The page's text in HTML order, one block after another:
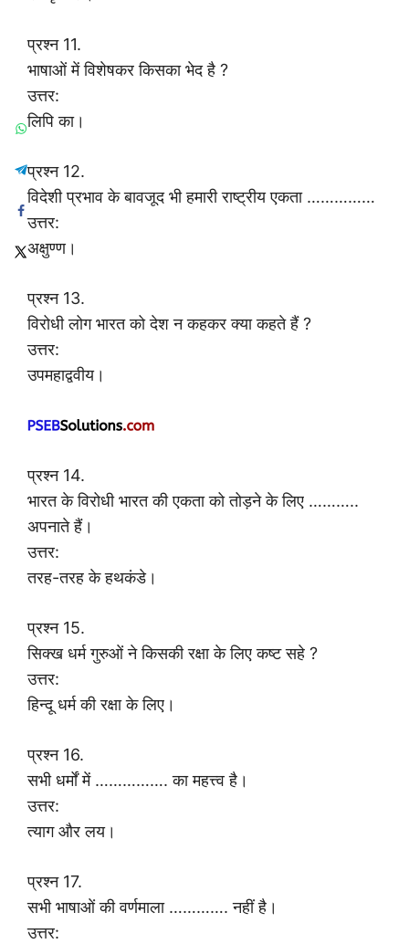
प्रश्न 11.
भाषाओं में विशेषकर किसका भेद है ?
उत्तर:
लिपि का।
प्रश्न 12.
विदेशी प्रभाव के बावजूद भी हमारी राष्ट्रीय एकता ……………
उत्तर:
अक्षुण्ण।
प्रश्न 13.
विरोधी लोग भारत को देश न कहकर क्या कहते हैं ?
उत्तर:
उपमहाद्ववीय।
प्रश्न 14.
भारत के विरोधी भारत की एकता को तोड़ने के लिए ………..
अपनाते हैं।
उत्तर:
तरह-तरह के हथकंडे।
प्रश्न 15.
सिक्ख धर्म गुरुओं ने किसकी रक्षा के लिए कष्ट सहे ?
उत्तर:
हिन्दू धर्म की रक्षा के लिए।
प्रश्न 16.
सभी धर्मों में ……………. का महत्त्व है।
उत्तर:
त्याग और लय।
प्रश्न 17.
सभी भाषाओं की वर्णमाला …………. नहीं है।
उत्तर: